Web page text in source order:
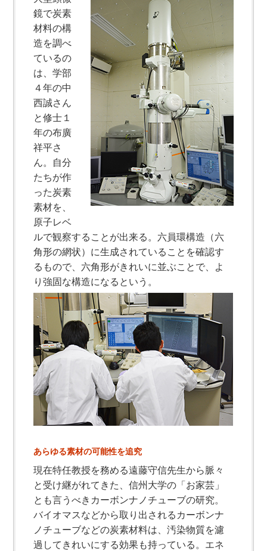
鏡で炭素
材料の構
造を調べ
ているの
は、学部
４年の中
西誠さん
と修士１
年の布廣
祥平さ
ん。自分
たちが作
った炭素
素材を、
原子レベ
ルで観察することが出来る。六員環構造（六
角形の網状）に生成されていることを確認す
るもので、六角形がきれいに並ぶことで、よ
り強固な構造になるという。
あらゆる素材の可能性を追究
現在特任教授を務める遠藤守信先生から脈々
と受け継がれてきた、信州大学の「お家芸」
とも言うべきカーボンナノチューブの研究。
バイオマスなどから取り出されるカーボンナ
ノチューブなどの炭素材料は、汚染物質を濾
過してきれいにする効果も持っている。エネ